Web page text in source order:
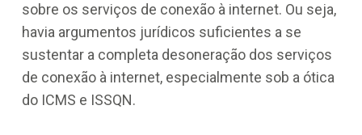
sobre os serviços de conexão à internet. Ou seja,
havia argumentos jurídicos suficientes a se
sustentar a completa desoneração dos serviços
de conexão à internet, especialmente sob a ótica
do ICMS e ISSQN.